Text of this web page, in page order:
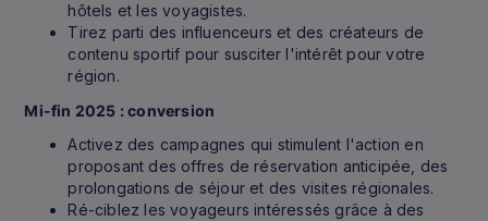
hôtels et les voyagistes.
Tirez parti des influenceurs et des créateurs de
contenu sportif pour susciter l'intérêt pour votre
région.
Mi-fin 2025 : conversion
Activez des campagnes qui stimulent l'action en
proposant des offres de réservation anticipée, des
prolongations de séjour et des visites régionales.
Ré-ciblez les voyageurs intéressés grâce à des